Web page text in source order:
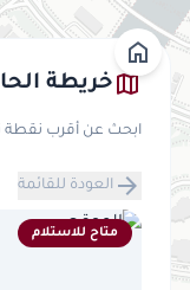
home
map خريطة
ابحث عن أقرب نقطة
arrow_forward العودة للقائمة
متاح للاستلام